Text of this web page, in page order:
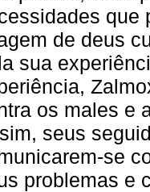
que
de deus
sua
os males e
seus
se
problemas e